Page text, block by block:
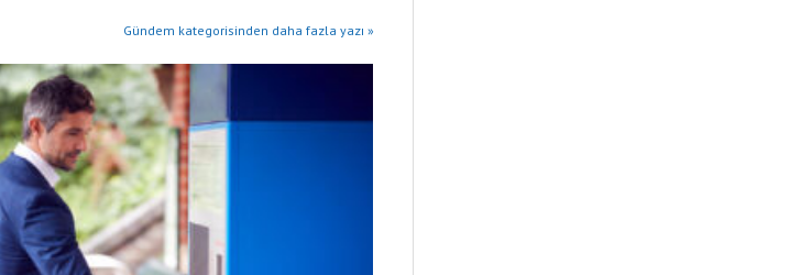
Gündem kategorisinden daha fazla yazı »